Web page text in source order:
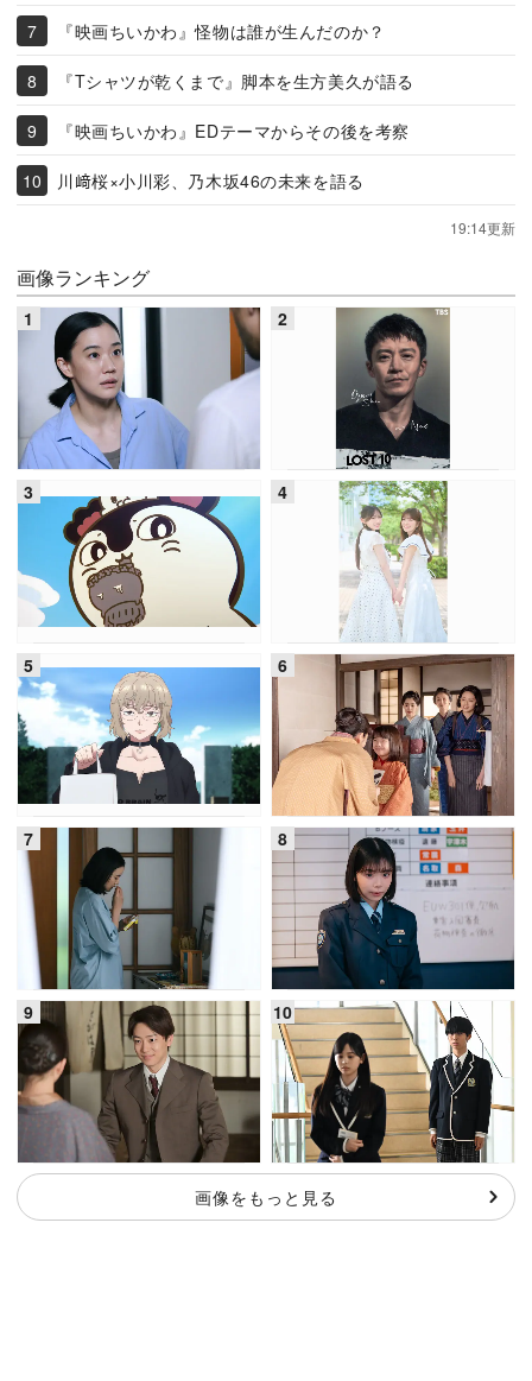
『映画ちいかわ』怪物は誰が生んだのか？
『Tシャツが乾くまで』脚本を生方美久が語る
『映画ちいかわ』EDテーマからその後を考察
川﨑桜×小川彩、乃木坂46の未来を語る
19:14更新
画像ランキング
画像をもっと見る